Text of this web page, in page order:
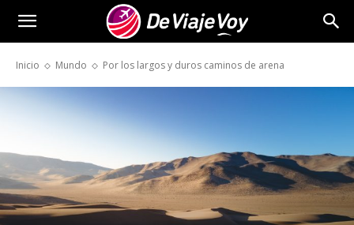
Viaje
Voy
Inicio Mundo Por los largos y duros caminos de arena